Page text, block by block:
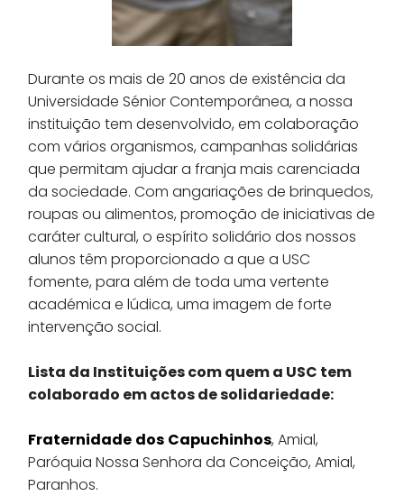
Durante os mais de 20 anos de existência da
Universidade Sénior Contemporânea, a nossa
instituição tem desenvolvido, em colaboração
com vários organismos, campanhas solidárias
que permitam ajudar a franja mais carenciada
da sociedade. Com angariações de brinquedos,
roupas ou alimentos, promoção de iniciativas de
caráter cultural, o espírito solidário dos nossos
alunos têm proporcionado a que a USC
fomente, para além de toda uma vertente
académica e lúdica, uma imagem de forte
intervenção social.
Lista da Instituições com quem a USC tem
colaborado em actos de solidariedade:
Fraternidade dos Capuchinhos, Amial,
Paróquia Nossa Senhora da Conceição, Amial,
Paranhos.